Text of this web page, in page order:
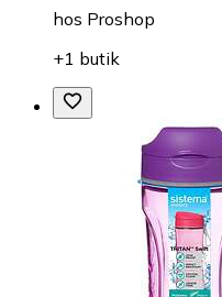
hos Proshop
+1 butik